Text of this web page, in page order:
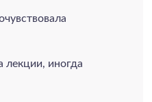
лекции, иногда